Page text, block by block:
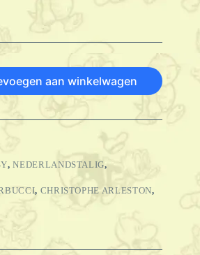
aan winkelwagen
,NEDERLANDSTALIG,
, CHRISTOPHE ARLESTON,